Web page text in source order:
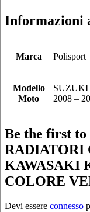
Informazioni
Marca Polisport
Modello
Moto
SUZUKI
2008 –
Be the first
RADIATORI
KAWASAKI
COLORE
Devi essere connesso